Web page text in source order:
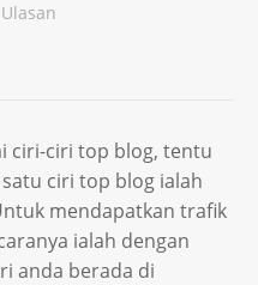
ciri-ciri top blog, tentu
ciri top blog ialah
mendapatkan trafik
ialah dengan
anda berada di